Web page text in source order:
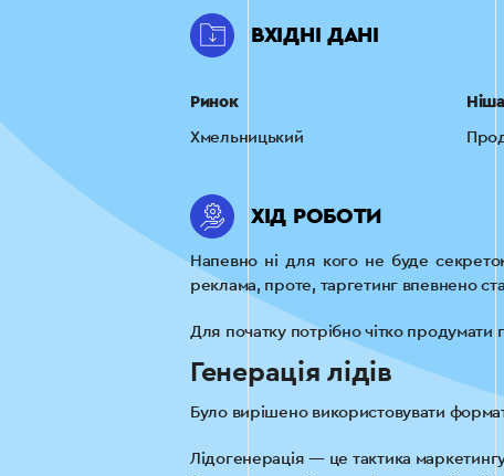
ВХІДНІ ДАНІ
Ринок
Хмельницький
Ніша
ХІД РОБОТИ
Напевно ні для кого не буде
реклама, проте, таргетинг впевнено
Для початку потрібно чітко продумати
Генерація лідів
Було вирішено використовувати
Лідогенерація — це тактика